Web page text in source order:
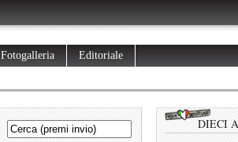
Fotogalleria Editoriale
DIECI